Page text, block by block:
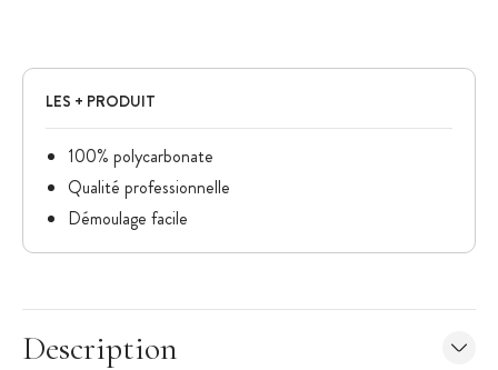
LES + PRODUIT
100% polycarbonate
Qualité professionnelle
Démoulage facile
Description